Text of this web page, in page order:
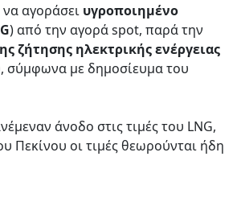
αγοράσει υγροποιημένο
) από την αγορά spot, παρά την
ζήτησης ηλεκτρικής ενέργειας
σύμφωνα με δημοσίευμα του
άνοδο στις τιμές του LNG,
Πεκίνου οι τιμές θεωρούνται ήδη